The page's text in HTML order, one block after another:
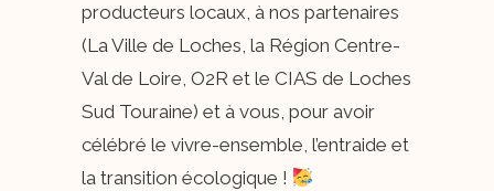
producteurs locaux, à nos partenaires
(La Ville de Loches, la Région Centre-
Val de Loire, O2R et le CIAS de Loches
Sud Touraine) et à vous, pour avoir
célébré le vivre-ensemble, l’entraide et
la transition écologique ! ​